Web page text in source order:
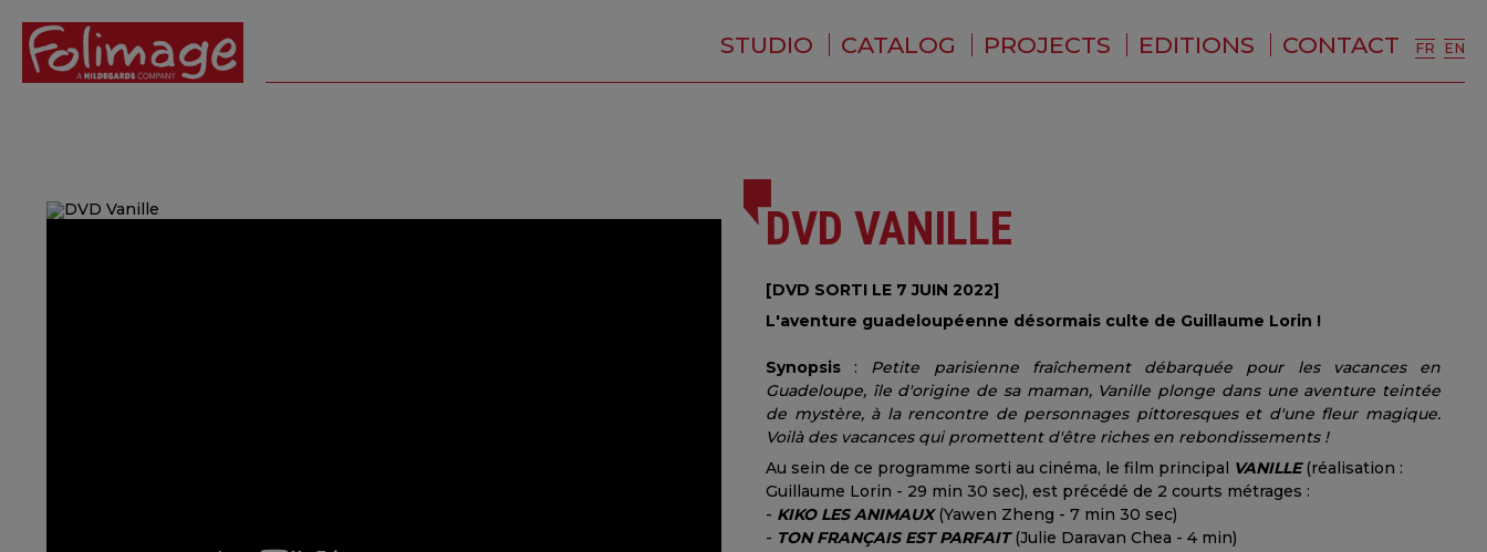
STUDIO
WHO ARE WE ?
CATALOG PROJECTS EDITIONS CONTACT FR EN
DVD VANILLE
[DVD SORTI LE 7 JUIN 2022]
L'aventure guadeloupéenne désormais culte de Guillaume Lorin !
Synopsis : Petite parisienne fraîchement débarquée pour les vacances en
Guadeloupe, île d'origine de sa maman, Vanille plonge dans une aventure teintée
de mystère, à la rencontre de personnages pittoresques et d'une fleur magique.
Voilà des vacances qui promettent d'être riches en rebondissements !
Au sein de ce programme sorti au cinéma, le film principal VANILLE(réalisation :
Guillaume Lorin - 29 min 30 sec), est précédé de 2 courts métrages :
- KIKO LES ANIMAUX(Yawen Zheng - 7 min 30 sec)
- TON FRANÇAIS EST PARFAIT(Julie Daravan Chea - 4 min)